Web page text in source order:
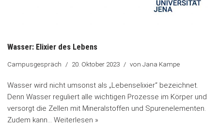
Wasser: Elixier des Lebens
Campusgespräch 20. Oktober 2023 von Jana Kampe
Wasser wird nicht umsonst als „Lebenselixier“ bezeichnet.
Denn Wasser reguliert alle wichtigen Prozesse im Körper und
versorgt die Zellen mit Mineralstoffen und Spurenelementen.
Zudem kann… Weiterlesen »